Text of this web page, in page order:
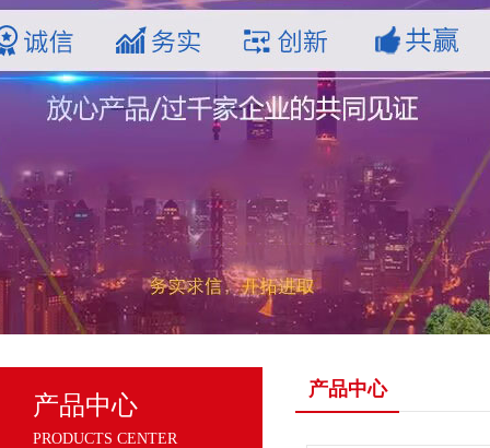
产品中心
PRODUCTS CENTER
产品中心